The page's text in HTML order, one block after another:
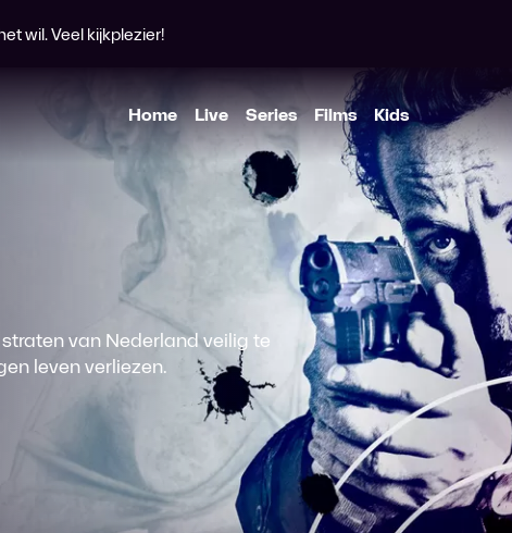
wil. Veel kijkplezier!
Home Live Series Films Kids
van Nederland veilig te
leven verliezen.